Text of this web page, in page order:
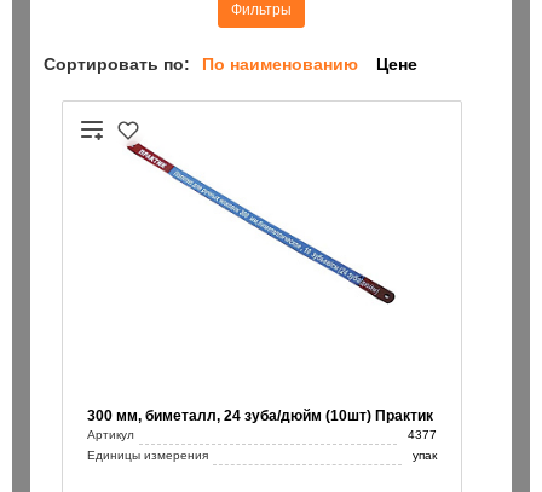
Фильтры
Сортировать по: По наименованию Цене
300 мм, биметалл, 24 зуба/дюйм (10шт) Практик
Артикул
4377
Единицы измерения
упак